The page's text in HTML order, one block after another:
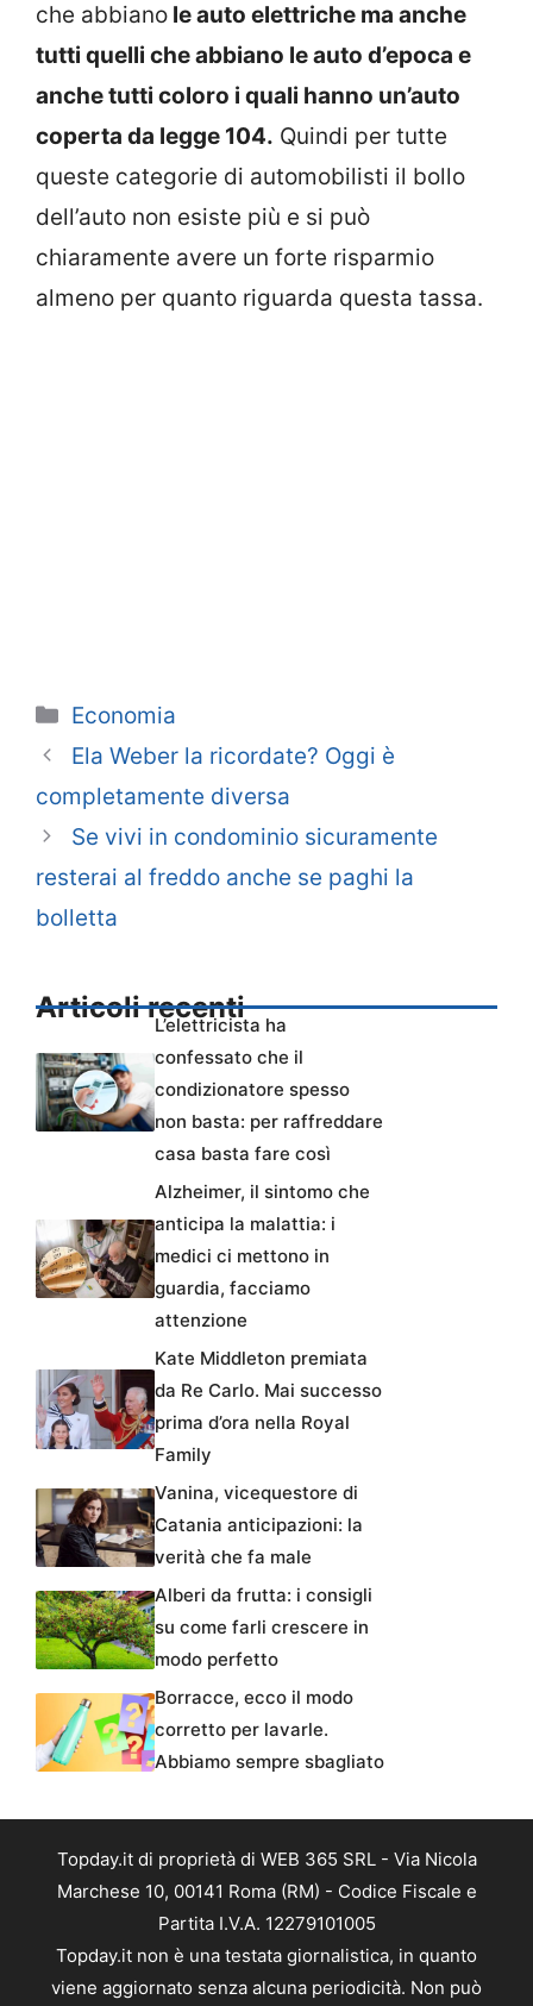
che abbiano le auto elettriche ma anche
tutti quelli che abbiano le auto d’epoca e
anche tutti coloro i quali hanno un’auto
coperta da legge 104. Quindi per tutte
queste categorie di automobilisti il bollo
dell’auto non esiste più e si può
chiaramente avere un forte risparmio
almeno per quanto riguarda questa tassa.
Categorie
Economia
Ela Weber la ricordate? Oggi è
completamente diversa
Se vivi in condominio sicuramente
resterai al freddo anche se paghi la
bolletta
Articoli recenti
L’elettricista ha
confessato che il
condizionatore spesso
non basta: per raffreddare
casa basta fare così
Alzheimer, il sintomo che
anticipa la malattia: i
medici ci mettono in
guardia, facciamo
attenzione
Kate Middleton premiata
da Re Carlo. Mai successo
prima d’ora nella Royal
Family
Vanina, vicequestore di
Catania anticipazioni: la
verità che fa male
Alberi da frutta: i consigli
su come farli crescere in
modo perfetto
Borracce, ecco il modo
corretto per lavarle.
Abbiamo sempre sbagliato
Topday.it di proprietà di WEB 365 SRL - Via Nicola
Marchese 10, 00141 Roma (RM) - Codice Fiscale e
Partita I.V.A. 12279101005
Topday.it non è una testata giornalistica, in quanto
viene aggiornato senza alcuna periodicità. Non può